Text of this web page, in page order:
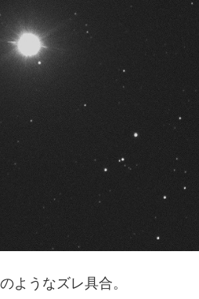
ようなズレ具合。